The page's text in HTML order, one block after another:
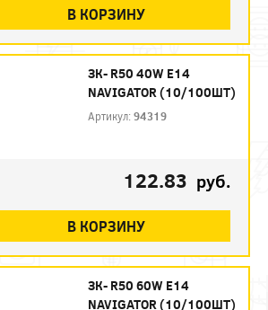
В КОРЗИНУ
ЗК- R50 40W E14
NAVIGATOR (10/100ШТ)
Артикул:94319
122.83 руб.
В КОРЗИНУ
ЗК- R50 60W E14
NAVIGATOR (10/100ШТ)